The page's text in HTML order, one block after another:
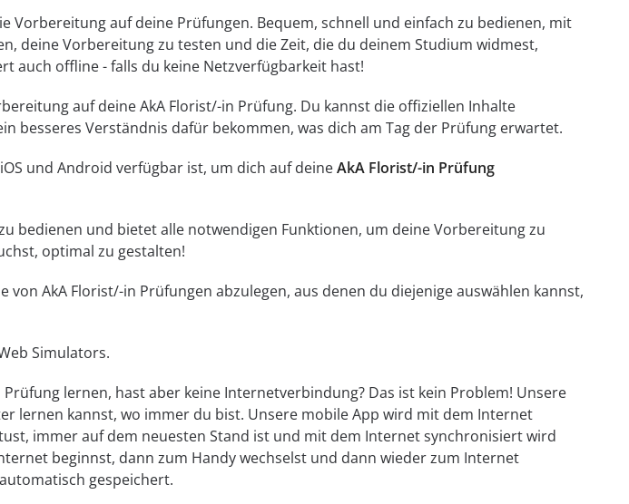
Vorbereitung auf deine Prüfungen. Bequem, schnell und einfach zu bedienen, mit
deine Vorbereitung zu testen und die Zeit, die du deinem Studium widmest,
auch offline - falls du keine Netzverfügbarkeit hast!
auf deine AkA Florist/-in Prüfung. Du kannst die offiziellen Inhalte
besseres Verständnis dafür bekommen, was dich am Tag der Prüfung erwartet.
und Android verfügbar ist, um dich auf deineAkA Florist/-in Prüfung
bedienen und bietet alle notwendigen Funktionen, um deine Vorbereitung zu
optimal zu gestalten!
von AkA Florist/-in Prüfungen abzulegen, aus denen du diejenige auswählen kannst,
Simulators.
lernen, hast aber keine Internetverbindung? Das ist kein Problem! Unsere
lernen kannst, wo immer du bist. Unsere mobile App wird mit dem Internet
immer auf dem neuesten Stand ist und mit dem Internet synchronisiert wird
beginnst, dann zum Handy wechselst und dann wieder zum Internet
gespeichert.